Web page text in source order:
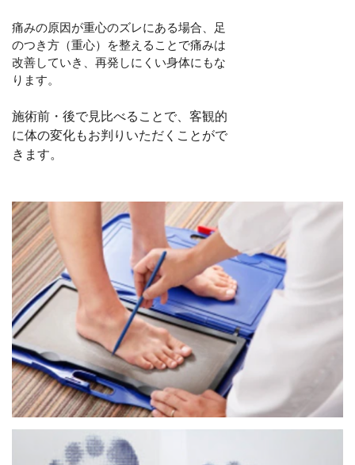
痛みの原因が重心のズレにある場合、足
のつき方（重心）を整えることで痛みは
改善していき、再発しにくい身体にもな
ります。
施術前・後で見比べることで、客観的
に体の変化もお判りいただくことがで
きます。